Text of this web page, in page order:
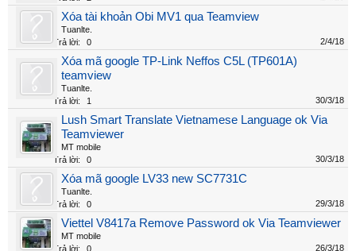
Xóa tài khoản Obi MV1 qua Teamview
Tuanlte.
Trả lời:
0 2/4/18
Xóa mã google TP-Link Neffos C5L (TP601A)
teamview
Tuanlte.
Trả lời:
1 30/3/18
Lush Smart Translate Vietnamese Language ok Via
Teamviewer
MT mobile
Trả lời:
0 30/3/18
Xóa mã google LV33 new SC7731C
Tuanlte.
Trả lời:
0 29/3/18
Viettel V8417a Remove Password ok Via Teamviewer
MT mobile
Trả lời:
0 26/3/18